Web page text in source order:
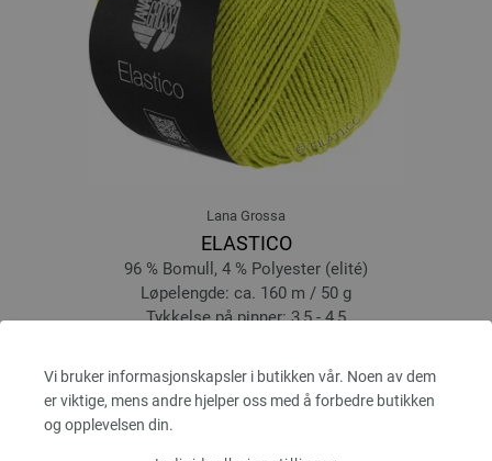
Vi bruker informasjonskapsler i butikken vår. Noen av dem
er viktige, mens andre hjelper oss med å forbedre butikken
og opplevelsen din.
Lana Grossa
ELASTICO
96 % Bomull, 4 % Polyester (elité)
Løpelengde: ca. 160 m / 50 g
Tykkelse på pinner: 3,5 - 4,5
Ekskl. MVA, pluss leverans og ev importkostnader, Basispris: 83,20 € / kg